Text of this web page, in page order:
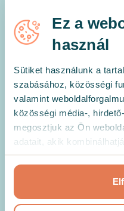
Ez a
használ
Sütiket használunk a
szabásához, közösségi
valamint
közösségi média-,
megosztjuk az Ön
adatait, akik
Ön által használt más